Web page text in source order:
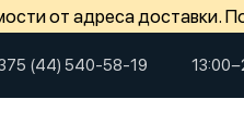
от адреса доставки.
(44) 540-58-19